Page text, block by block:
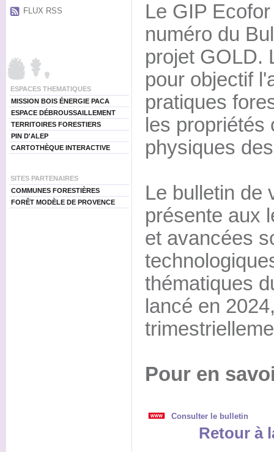
FLUX RSS
ESPACES THEMATIQUES
MISSION BOIS ÉNERGIE PACA
ESPACE DÉBROUSSAILLEMENT
TERRITOIRES FORESTIERS
PIN D'ALEP
CARTOTHÈQUE INTERACTIVE
SITES PARTENAIRES
COMMUNES FORESTIÈRES
FORÊT MODÈLE DE PROVENCE
Le GIP
numéro du
projet GOLD.
pour objectif
pratiques
les propriétés
physiques
Le bulletin de
présente aux
et avancées
thématiques
lancé en
Pour en
Consulter le bulletin
Retour à